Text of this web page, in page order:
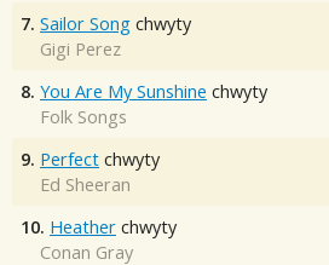
7. Sailor Song chwyty
Gigi Perez
8. You Are My Sunshine chwyty
Folk Songs
9. Perfect chwyty
Ed Sheeran
10. Heather chwyty
Conan Gray